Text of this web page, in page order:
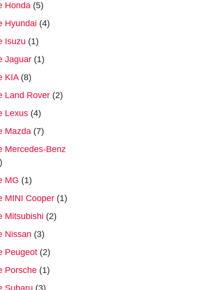
Honda (5)
Hyundai (4)
Isuzu (1)
Jaguar (1)
KIA(8)
Land Rover (2)
Lexus (4)
Mazda (7)
Mercedes-Benz
MG (1)
MINI Cooper (1)
Mitsubishi (2)
Nissan (3)
Peugeot (2)
Porsche (1)
Subaru (3)